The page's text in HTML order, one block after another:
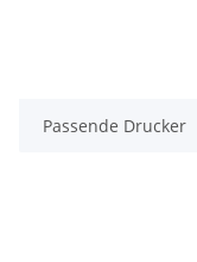
Passende Drucker